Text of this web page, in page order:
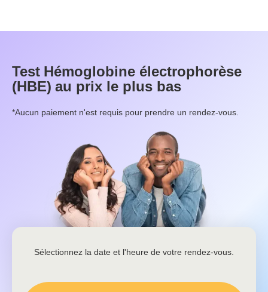
Test Hémoglobine électrophorèse
(HBE) au prix le plus bas
*Aucun paiement n'est requis pour prendre un rendez-vous.
Sélectionnez la date et l'heure de votre rendez-vous.